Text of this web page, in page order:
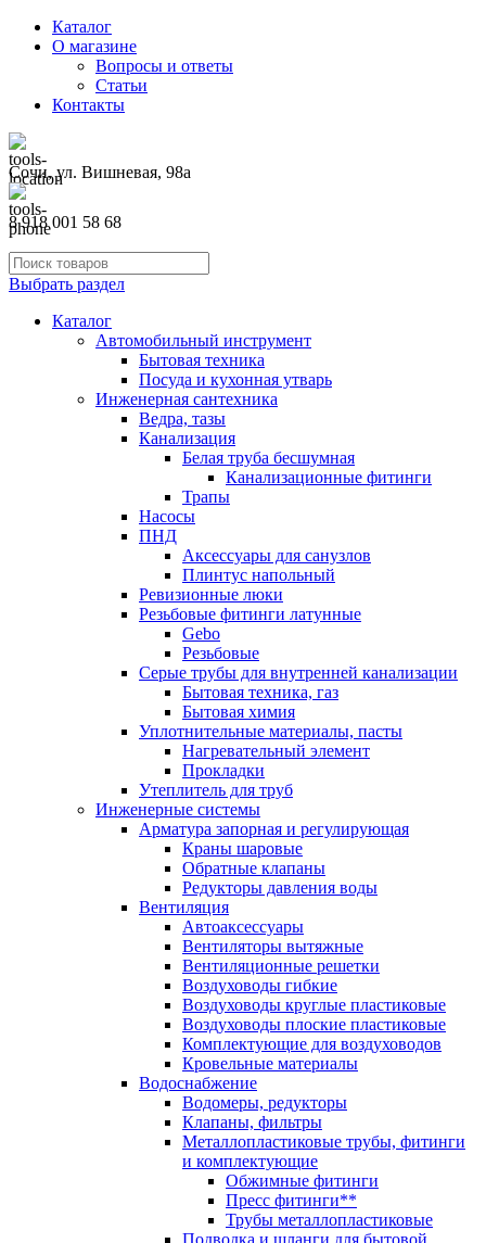
Каталог
О магазине
Вопросы и ответы
Статьи
Контакты
Сочи, ул. Вишневая, 98а
8 918 001 58 68
Выбрать раздел
Каталог
Автомобильный инструмент
Бытовая техника
Посуда и кухонная утварь
Инженерная сантехника
Ведра, тазы
Канализация
Белая труба бесшумная
Канализационные фитинги
Трапы
Насосы
ПНД
Аксессуары для санузлов
Плинтус напольный
Ревизионные люки
Резьбовые фитинги латунные
Gebo
Резьбовые
Серые трубы для внутренней канализации
Бытовая техника, газ
Бытовая химия
Уплотнительные материалы, пасты
Нагревательный элемент
Прокладки
Утеплитель для труб
Инженерные системы
Арматура запорная и регулирующая
Краны шаровые
Обратные клапаны
Редукторы давления воды
Вентиляция
Автоаксессуары
Вентиляторы вытяжные
Вентиляционные решетки
Воздуховоды гибкие
Воздуховоды круглые пластиковые
Воздуховоды плоские пластиковые
Комплектующие для воздуховодов
Кровельные материалы
Водоснабжение
Водомеры, редукторы
Клапаны, фильтры
Металлопластиковые трубы, фитинги
и комплектующие
Обжимные фитинги
Пресс фитинги**
Трубы металлопластиковые
Подводка и шланги для бытовой